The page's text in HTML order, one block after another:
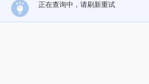
正在查询中，请刷新重试